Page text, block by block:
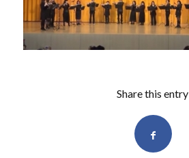
Share this entry